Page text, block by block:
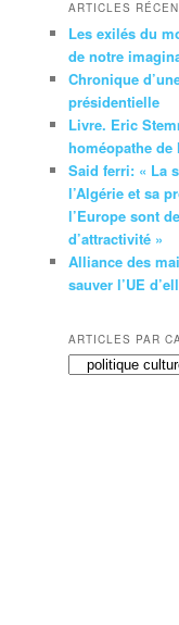
ARTICLES
Les exilés du
de notre
Chronique
présidentielle
Livre. Eric
homéopathe de
Said ferri: « La
l’Algérie et sa
l’Europe sont
d’attractivité »
Alliance des
sauver l’UE
ARTICLES PAR
Articles